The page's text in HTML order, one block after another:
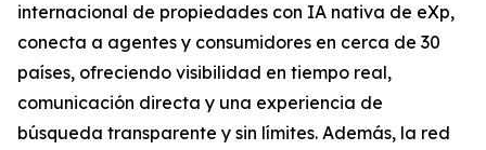
internacional de propiedades con IA nativa de eXp,
conecta a agentes y consumidores en cerca de 30
países, ofreciendo visibilidad en tiempo real,
comunicación directa y una experiencia de
búsqueda transparente y sin límites. Además, la red